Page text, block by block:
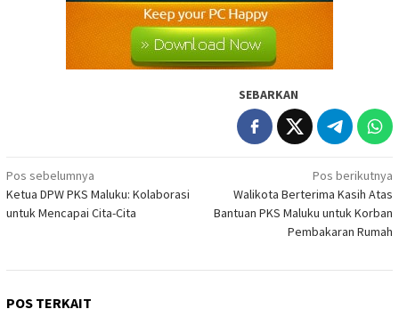
SEBARKAN
Navigasi
pos
Pos sebelumnya
Ketua DPW PKS Maluku: Kolaborasi
untuk Mencapai Cita-Cita
Pos berikutnya
Walikota Berterima Kasih Atas
Bantuan PKS Maluku untuk Korban
Pembakaran Rumah
POS TERKAIT